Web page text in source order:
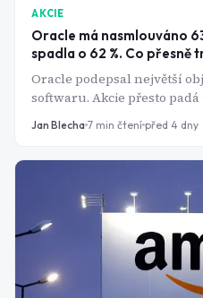
AKCIE
Oracle má nasmlouváno
spadla o 62 %. Co přesně
Oracle podepsal největší
softwaru. Akcie přesto
agentura ho poslala krok
jasné vysvětlení a nemá
Jan Blecha 7 min čtení před 4 dny